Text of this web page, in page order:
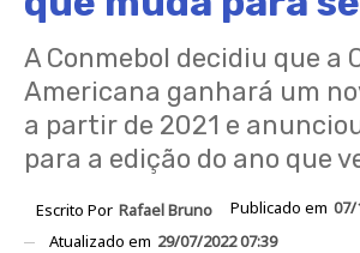
A Conmebol decidiu que a
Americana ganhará um
a partir de 2021 e
para a edição do ano que
Escrito Por Rafael Bruno Publicado em 07/
Atualizado em 29/07/2022 07:39